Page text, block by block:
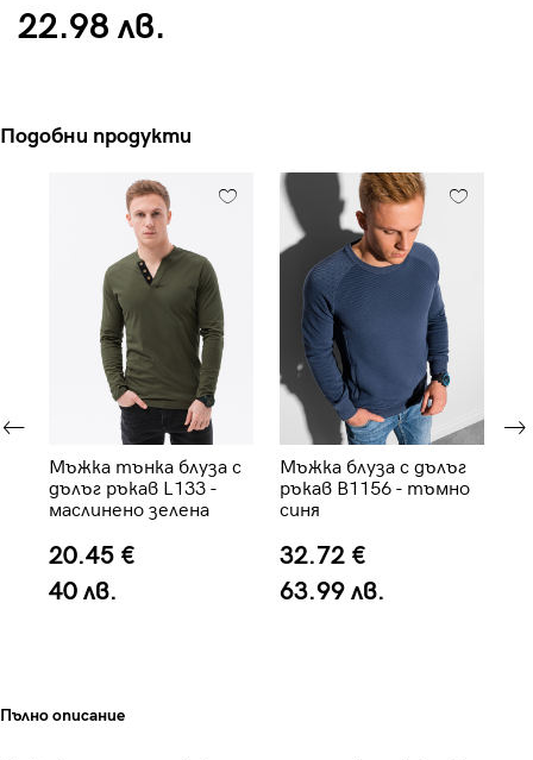
22.98 лв.
Подобни продукти
Мъжка тънка блуза с
дълъг ръкав L133 -
маслинено зелена
20.45 €
40 лв.
Мъжка блуза с дълъг
ръкав B1156 - тъмно
синя
32.72 €
63.99 лв.
Пълно описание